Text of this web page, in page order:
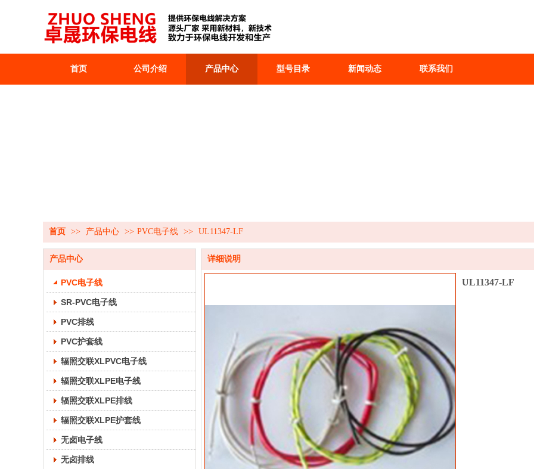
首页 公司介绍 产品中心 型号目录 新闻动态 联系我们
首页 >> 产品中心 >> PVC电子线 >> UL11347-LF
产品中心
PVC电子线
SR-PVC电子线
PVC排线
PVC护套线
辐照交联XLPVC电子线
辐照交联XLPE电子线
辐照交联XLPE排线
辐照交联XLPE护套线
无卤电子线
无卤排线
详细说明
UL11347-LF